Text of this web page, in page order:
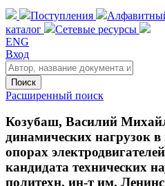
Поступления
каталог
Сетевые ресурсы
ENG
Вход
Поиск
Расширенный поиск
Козубаш, Василий
динамических нагрузок
опорах
кандидата технических
политехн. ин-т им.